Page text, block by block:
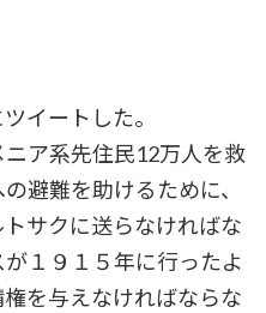
イートした。
ア系先住民12万人を救
避難を助けるために、
サクに送らなければな
１９１５年に行ったよ
を与えなければならな